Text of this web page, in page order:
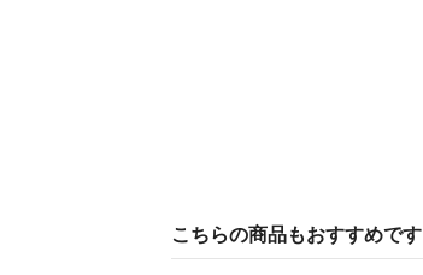
こちらの商品もおすすめです